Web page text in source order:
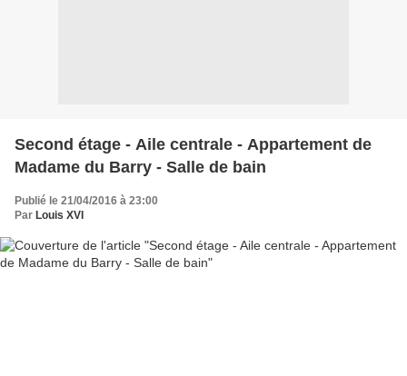
Second étage - Aile centrale - Appartement de
Madame du Barry - Salle de bain
Publié le 21/04/2016 à 23:00
Par Louis XVI